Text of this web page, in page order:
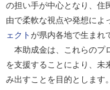
の担い手が中心となり、住
由で柔軟な視点や発想によ
ェクトが県内各地で生まれ
本助成金は、これらのプ
を支援することにより、未
み出すことを目的とします。